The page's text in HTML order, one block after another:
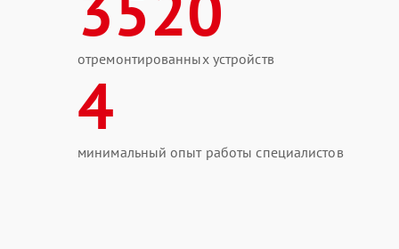
отремонтированных устройств
4
минимальный опыт работы специалистов